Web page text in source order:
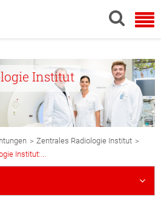
Institut
> Zentrales Radiologie Institut >
Institut:...